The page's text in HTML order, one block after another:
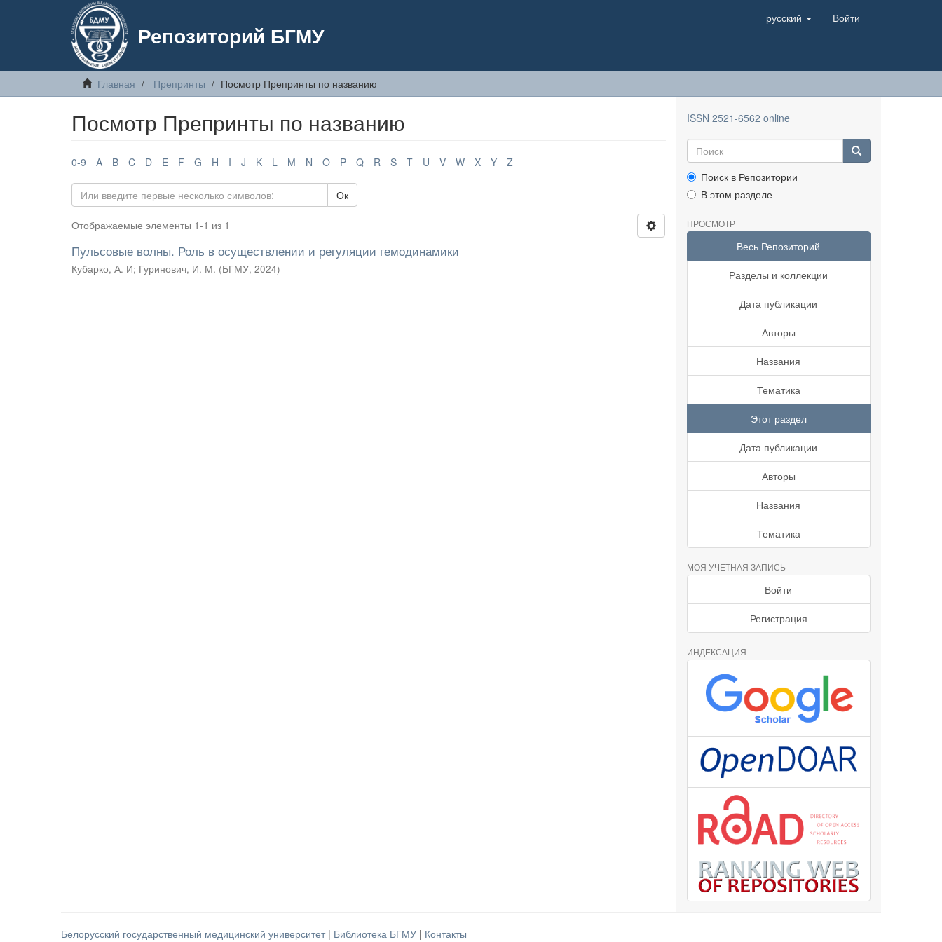
Репозиторий БГМУ
русский Войти
Главная Препринты Посмотр Препринты по названию
Посмотр Препринты по названию
0-9 A B C D E F G H I J K L M N O P Q R S T U V W X Y Z
Ок
Отображаемые элементы 1-1 из 1
Пульсовые волны. Роль в осуществлении и регуляции гемодинамики
Кубарко, А. И; Гуринович, И. М. (БГМУ, 2024)
ISSN 2521-6562 online
Поиск в Репозитории
В этом разделе
ПРОСМОТР
Весь Репозиторий
Разделы и коллекции
Дата публикации
Авторы
Названия
Тематика
Этот раздел
Дата публикации
Авторы
Названия
Тематика
МОЯ УЧЕТНАЯ ЗАПИСЬ
Войти
Регистрация
ИНДЕКСАЦИЯ
Белорусский государственный медицинский университет | Библиотека БГМУ | Контакты